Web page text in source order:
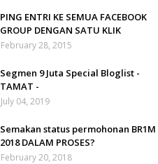
PING ENTRI KE SEMUA FACEBOOK
GROUP DENGAN SATU KLIK
February 28, 2015
Segmen 9 Juta Special Bloglist -
TAMAT -
July 04, 2019
Semakan status permohonan BR1M
2018 DALAM PROSES?
February 20, 2018